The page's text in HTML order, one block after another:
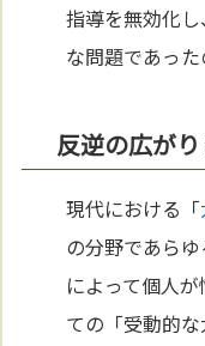
指導を無効化
な問題であった
反逆の広が
現代における「
の分野であらゆ
によって個人
ての「受動的